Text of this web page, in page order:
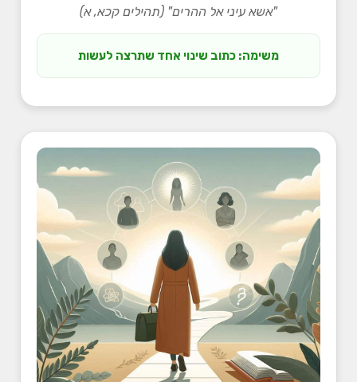
"אשא עיני אל ההרים" (תהילים קכא, א)
משימה: כתוב שינוי אחד שתרצה לעשות